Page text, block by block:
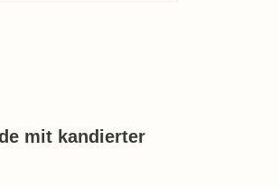
mit kandierter